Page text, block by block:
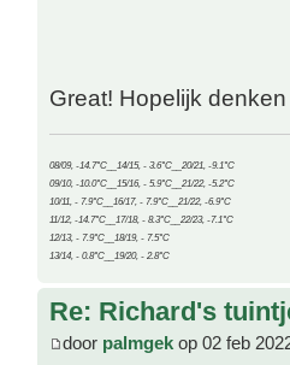
Great! Hopelijk
08/09, -14.7°C__14/15, - 3.6°C__20/21, -9.1°C
09/10, -10.0°C__15/16, - 5.9°C__21/22, -5.2°C
10/11, - 7.9°C__16/17, - 7.9°C__21/22, -6.9°C
11/12, -14.7°C__17/18, - 8.3°C__22/23, -7.1°C
12/13, - 7.9°C__18/19, - 7.5°C
13/14, - 0.8°C__19/20, - 2.8°C
Re: Richard's
door palmgek op 02 feb